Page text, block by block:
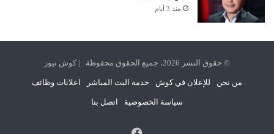
منذ 3 أيام
© حقوق النشر 2026، جميع الحقوق محفوظة | كوش نيوز
من نحن للإعلان في كوش خدمة البث المباشر اعلانات وظائف
سياسة الخصوصية اتصل بنا